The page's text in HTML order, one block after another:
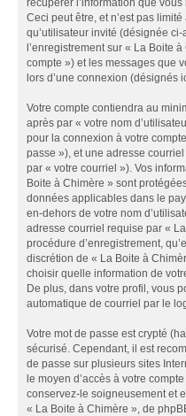
récupérer l’information que
Ceci peut être, et n’est pas
qu’utilisateur invité (désignée
l’enregistrement sur « La Boite
compte ») et les messages que
lors d’une connexion (désignés
Votre compte contiendra au
après par « votre nom
pour la connexion à votre
passe »), et une adresse
par « votre courriel »). Vos
Boite à Chimère » sont
données applicables dans le
en-dehors de votre nom
adresse courriel requise par «
procédure d’enregistrement,
discrétion de « La Boite à
choisir quelle information de
De plus, dans votre profil, vous
automatique de courriel par le
Votre mot de passe est crypté
sécurisé. Cependant, il est
de passe sur plusieurs sites
le moyen d’accès à votre
conservez-le soigneusement et
« La Boite à Chimère », de